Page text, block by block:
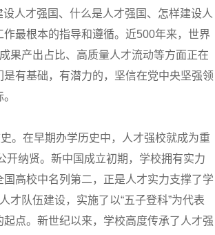
人才强国、什么是人才强国、怎样建设人
最根本的指导和遵循。近500年来，世界
果产出占比、高质量人才流动等方面正在
有基础，有潜力的，坚信在党中央坚强领
在早期办学历史中，人才强校就成为重
开纳贤。新中国成立初期，学校拥有实力
高校中名列第二，正是人才实力支撑了学
队伍建设，实施了以“五子登科”为代表
点。新世纪以来，学校高度传承了人才强